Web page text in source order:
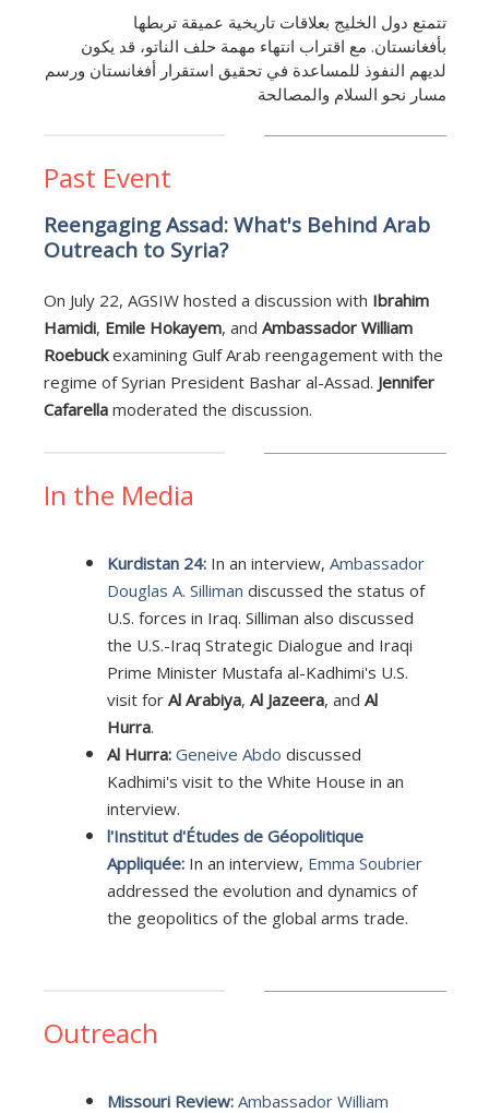
تتمتع دول الخليج بعلاقات تاريخية عميقة تربطها
بأفغانستان. مع اقتراب انتهاء مهمة حلف الناتو، قد يكون
لديهم النفوذ للمساعدة في تحقيق استقرار أفغانستان ورسم
مسار نحو السلام والمصالحة
Past Event
Reengaging Assad: What's Behind Arab
Outreach to Syria?
On July 22, AGSIW hosted a discussion with Ibrahim
Hamidi, Emile Hokayem, and Ambassador William
Roebuck examining Gulf Arab reengagement with the
regime of Syrian President Bashar al-Assad. Jennifer
Cafarellamoderated the discussion.
In the Media
Kurdistan 24:In an interview, Ambassador
Douglas A. Silliman discussed the status of
U.S. forces in Iraq. Silliman also discussed
the U.S.-Iraq Strategic Dialogue and Iraqi
Prime Minister Mustafa al-Kadhimi's U.S.
visit for Al Arabiya, Al Jazeera, and Al
Hurra.
Al Hurra: Geneive Abdo discussed
Kadhimi's visit to the White House in an
interview.
l'Institut d'Études de Géopolitique
Appliquée:In an interview, Emma Soubrier
addressed the evolution and dynamics of
the geopolitics of the global arms trade.
Outreach
Missouri Review: Ambassador William